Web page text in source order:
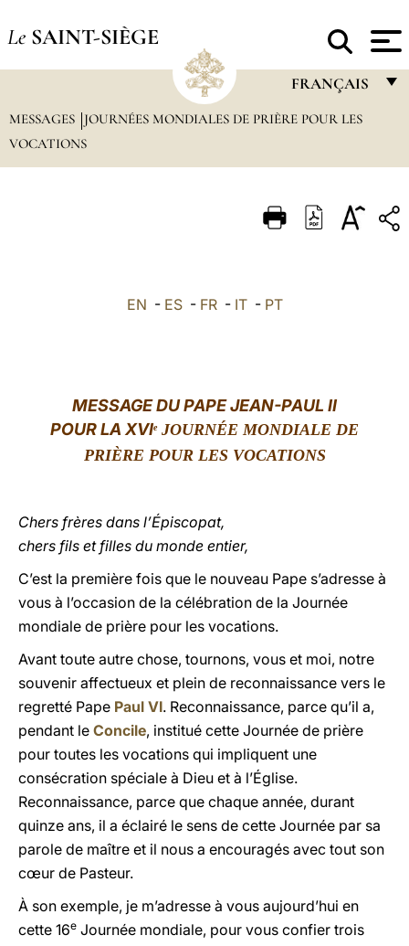
Le SAINT-SIÈGE
FRANÇAIS
FRANÇAIS
PORTUGUÊS
中文
LATINE
MESSAGES
JOURNÉES MONDIALES DE PRIÈRE POUR LES
VOCATIONS
EN - ES- FR- IT- PT
MESSAGE DU PAPE JEAN-PAUL II
POUR LA XVIeJOURNÉE MONDIALE DE
PRIÈRE POUR LES VOCATIONS
Chers frères dans l’Épiscopat,
chers fils et filles du monde entier,
C’est la première fois que le nouveau Pape s’adresse à
vous à l’occasion de la célébration de la Journée
mondiale de prière pour les vocations.
Avant toute autre chose, tournons, vous et moi, notre
souvenir affectueux et plein de reconnaissance vers le
regretté Pape Paul VI. Reconnaissance, parce qu’il a,
pendant le Concile, institué cette Journée de prière
pour toutes les vocations qui impliquent une
consécration spéciale à Dieu et à l’Église.
Reconnaissance, parce que chaque année, durant
quinze ans, il a éclairé le sens de cette Journée par sa
parole de maître et il nous a encouragés avec tout son
cœur de Pasteur.
À son exemple, je m’adresse à vous aujourd’hui en
cette 16e Journée mondiale, pour vous confier trois